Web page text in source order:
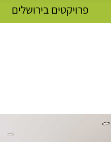
פרויקטים בירושלים